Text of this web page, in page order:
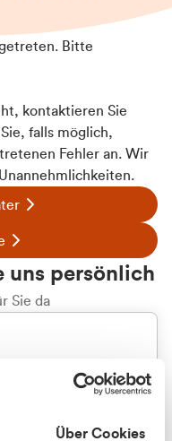
Über Cookies
Bitte
kontaktieren Sie
falls möglich,
Fehler an. Wir
uns persönlich
Sie da